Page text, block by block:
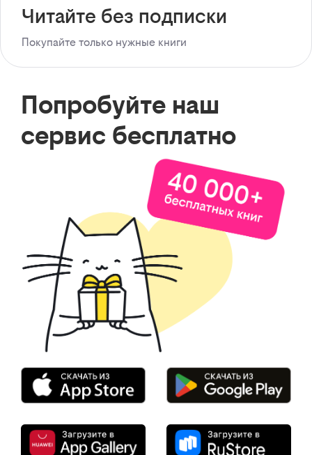
Читайте без подписки
Покупайте только нужные книги
Попробуйте наш
сервис бесплатно